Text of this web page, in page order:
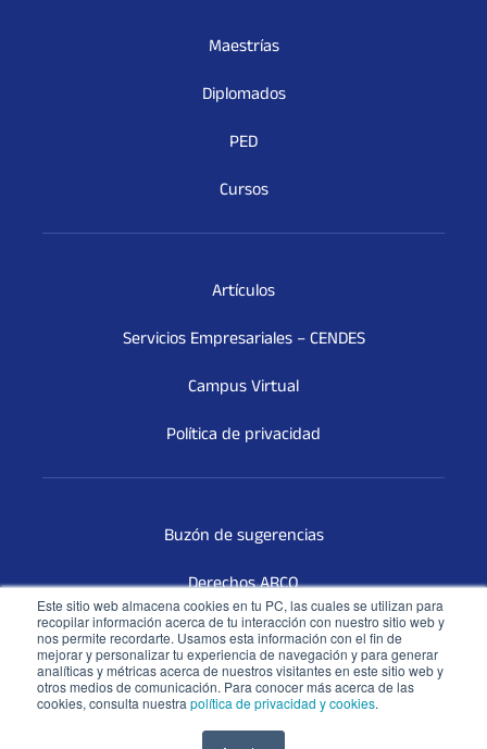
Este sitio web almacena cookies en tu PC, las cuales se utilizan para
recopilar información acerca de tu interacción con nuestro sitio web y
nos permite recordarte. Usamos esta información con el fin de
mejorar y personalizar tu experiencia de navegación y para generar
analíticas y métricas acerca de nuestros visitantes en este sitio web y
otros medios de comunicación. Para conocer más acerca de las
cookies, consulta nuestra política de privacidad y cookies.
Maestrías
Diplomados
PED
Cursos
Artículos
Servicios Empresariales – CENDES
Campus Virtual
Política de privacidad
Buzón de sugerencias
Derechos ARCO
Terceros Vinculados
Libro de reclamaciones